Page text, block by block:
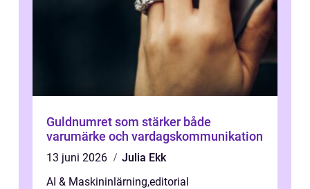
Guldnumret som stärker både
varumärke och vardagskommunikation
13 juni 2026
Julia Ekk
AI & Maskininlärning,editorial